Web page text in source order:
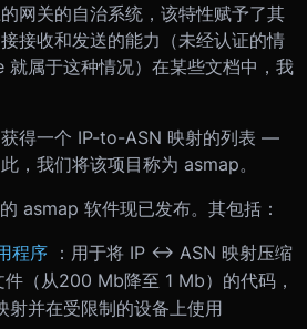
网关的自治系统，该特性赋予了其
接收和发送的能力（未经认证的情
属于这种情况）在某些文档中，我
得一个 IP-to-ASN 映射的列表 —
，我们将该项目称为 asmap。
asmap 软件现已发布。其包括：
程序 ：用于将 IP <-> ASN 映射压缩
（从200 Mb降至 1 Mb）的代码，
射并在受限制的设备上使用